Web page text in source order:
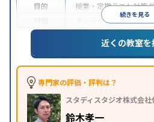
続きを見る
目的
授業・定期テスト対策
オンライン対応1科目か
近くの教室を
専門家の評価・評判は？
スタディスタジオ株式会
鈴木孝一